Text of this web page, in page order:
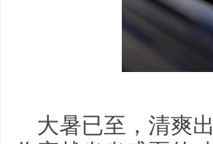
大暑已至，清爽